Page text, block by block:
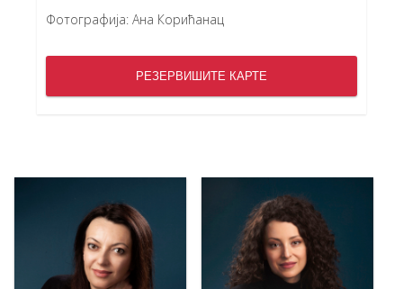
Фотографија: Ана Корићанац
РЕЗЕРВИШИТЕ КАРТЕ